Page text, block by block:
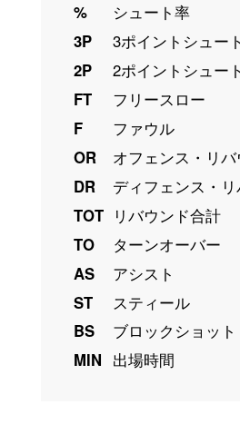
%
シュート率
3P
3ポイントシュート
2P
2ポイントシュート
FT
フリースロー
F
ファウル
OR
オフェンス・リバ
DR
ディフェンス・
TOT リバウンド合計
TO
ターンオーバー
AS
アシスト
ST
スティール
BS
ブロックショット
MIN 出場時間